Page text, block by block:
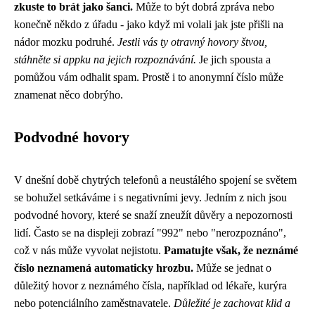
zkuste to brát jako šanci. Může to být dobrá zpráva nebo
konečně někdo z úřadu - jako když mi volali jak jste přišli na
nádor mozku podruhé. Jestli vás ty otravný hovory štvou,
stáhněte si appku na jejich rozpoznávání. Je jich spousta a
pomůžou vám odhalit spam. Prostě i to anonymní číslo může
znamenat něco dobrýho.
Podvodné hovory
V dnešní době chytrých telefonů a neustálého spojení se světem
se bohužel setkáváme i s negativními jevy. Jedním z nich jsou
podvodné hovory, které se snaží zneužít důvěry a nepozornosti
lidí. Často se na displeji zobrazí "992" nebo "nerozpoznáno",
což v nás může vyvolat nejistotu. Pamatujte však, že neznámé
číslo neznamená automaticky hrozbu. Může se jednat o
důležitý hovor z neznámého čísla, například od lékaře, kurýra
nebo potenciálního zaměstnavatele. Důležité je zachovat klid a